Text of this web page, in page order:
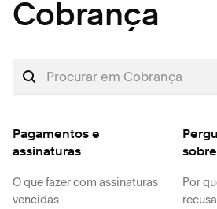
Cobrança
Pagamentos e
assinaturas
O que fazer com assinaturas
vencidas
Por